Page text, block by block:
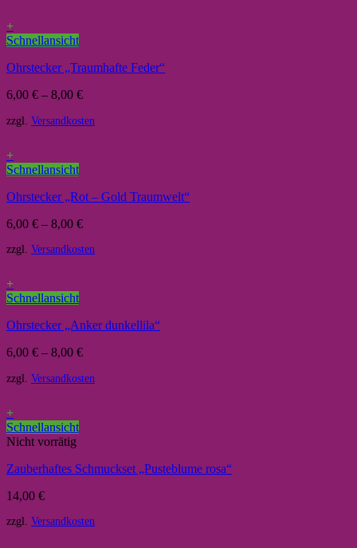
+
Schnellansicht
Ohrstecker „Traumhafte Feder“
6,00 € – 8,00 €
zzgl. Versandkosten
+
Schnellansicht
Ohrstecker „Rot – Gold Traumwelt“
6,00 € – 8,00 €
zzgl. Versandkosten
+
Schnellansicht
Ohrstecker „Anker dunkellila“
6,00 € – 8,00 €
zzgl. Versandkosten
+
Schnellansicht
Nicht vorrätig
Zauberhaftes Schmuckset „Pusteblume rosa“
14,00 €
zzgl. Versandkosten